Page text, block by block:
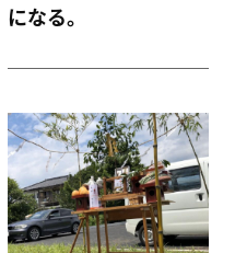
になる。